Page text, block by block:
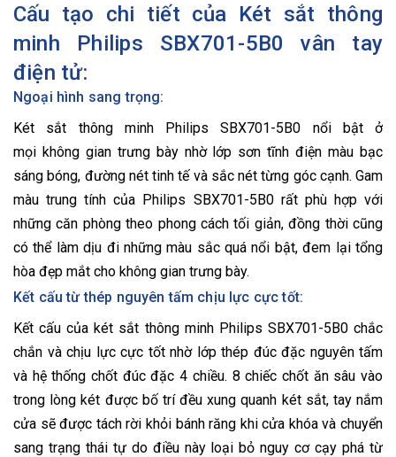
Cấu tạo chi tiết của Két sắt thông
minh Philips SBX701-5B0 vân tay
điện tử:
Ngoại hình sang trọng:
Két sắt thông minh Philips SBX701-5B0 nổi bật ở
mọi không gian trưng bày nhờ lớp sơn tĩnh điện màu bạc
sáng bóng, đường nét tinh tế và sắc nét từng góc cạnh. Gam
màu trung tính của Philips SBX701-5B0 rất phù hợp với
những căn phòng theo phong cách tối giản, đồng thời cũng
có thể làm dịu đi những màu sắc quá nổi bật, đem lại tổng
hòa đẹp mắt cho không gian trưng bày.
Kết cấu từ thép nguyên tấm chịu lực cực tốt:
Kết cấu của két sắt thông minh Philips SBX701-5B0 chắc
chắn và chịu lực cực tốt nhờ lớp thép đúc đặc nguyên tấm
và hệ thống chốt đúc đặc 4 chiều. 8 chiếc chốt ăn sâu vào
trong lòng két được bố trí đều xung quanh két sắt, tay nắm
cửa sẽ được tách rời khỏi bánh răng khi cửa khóa và chuyển
sang trạng thái tự do điều này loại bỏ nguy cơ cạy phá từ